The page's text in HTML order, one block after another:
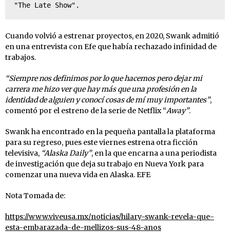
"The Late Show".
Cuando volvió a estrenar proyectos, en 2020, Swank admitió
en una entrevista con Efe que había rechazado infinidad de
trabajos.
“Siempre nos definimos por lo que hacemos pero dejar mi
carrera me hizo ver que hay más que una profesión en la
identidad de alguien y conocí cosas de mí muy importantes”,
comentó por el estreno de la serie de Netflix “Away”.
Swank ha encontrado en la pequeña pantalla la plataforma
para su regreso, pues este viernes estrena otra ficción
televisiva, “Alaska Daily”, en la que encarna a una periodista
de investigación que deja su trabajo en Nueva York para
comenzar una nueva vida en Alaska. EFE
Nota Tomada de:
https://www.viveusa.mx/noticias/hilary-swank-revela-que-
esta-embarazada-de-mellizos-sus-48-anos